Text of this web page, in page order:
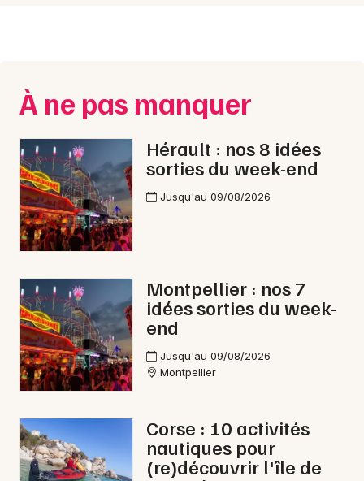
À ne pas manquer
Hérault : nos 8 idées
sorties du week-end
Jusqu'au 09/08/2026
Montpellier : nos 7
idées sorties du week-
end
Jusqu'au 09/08/2026
Montpellier
Corse : 10 activités
nautiques pour
(re)découvrir l'île de